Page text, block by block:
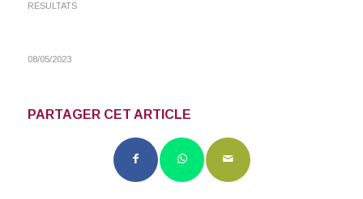
RÉSULTATS
08/05/2023
PARTAGER CET ARTICLE